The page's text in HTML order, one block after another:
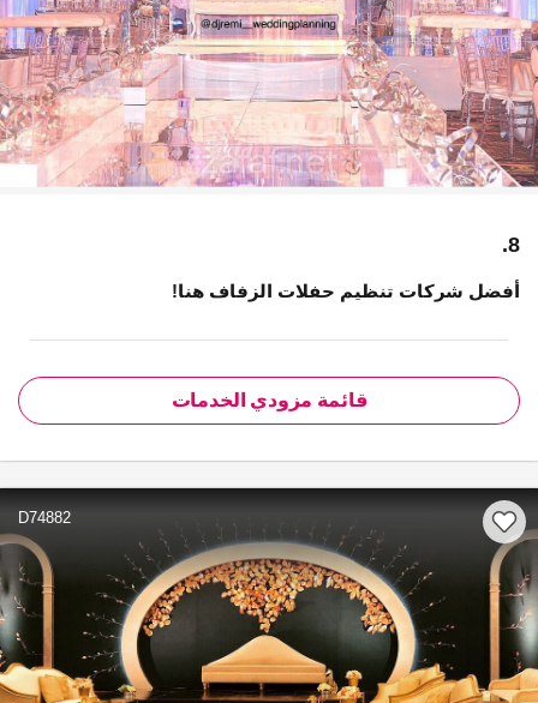
8.
أفضل شركات تنظيم حفلات الزفاف هنا!
قائمة مزودي الخدمات
D74882